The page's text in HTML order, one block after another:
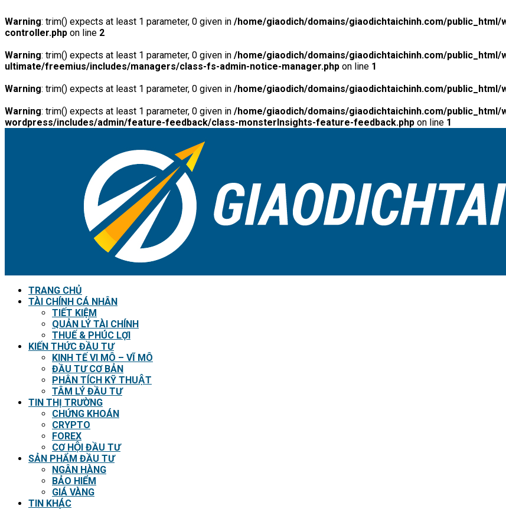
Warning: trim() expects at least 1 parameter, 0 given in /home/giaodich/domains/giaodichtaichinh.com/
controller.php on line 2
Warning: trim() expects at least 1 parameter, 0 given in /home/giaodich/domains/giaodichtaichinh.com/
ultimate/freemius/includes/managers/class-fs-admin-notice-manager.php on line 1
Warning: trim() expects at least 1 parameter, 0 given in /home/giaodich/domains/giaodichtaichinh.com/
Warning: trim() expects at least 1 parameter, 0 given in /home/giaodich/domains/giaodichtaichinh.com/
wordpress/includes/admin/feature-feedback/class-monsterInsights-feature-feedback.php on line 1
TRANG CHỦ
TÀI CHÍNH CÁ NHÂN
TIẾT KIỆM
QUẢN LÝ TÀI CHÍNH
THUẾ & PHÚC LỢI
KIẾN THỨC ĐẦU TƯ
KINH TẾ VI MÔ – VĨ MÔ
ĐẦU TƯ CƠ BẢN
PHÂN TÍCH KỸ THUẬT
TÂM LÝ ĐẦU TƯ
TIN THỊ TRƯỜNG
CHỨNG KHOÁN
CRYPTO
FOREX
CƠ HỘI ĐẦU TƯ
SẢN PHẨM ĐẦU TƯ
NGÂN HÀNG
BẢO HIỂM
GIÁ VÀNG
TIN KHÁC